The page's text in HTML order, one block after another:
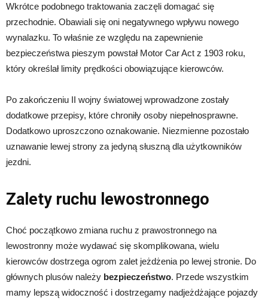
Wkrótce podobnego traktowania zaczęli domagać się
przechodnie. Obawiali się oni negatywnego wpływu nowego
wynalazku. To właśnie ze względu na zapewnienie
bezpieczeństwa pieszym powstał Motor Car Act z 1903 roku,
który określał limity prędkości obowiązujące kierowców.
Po zakończeniu II wojny światowej wprowadzone zostały
dodatkowe przepisy, które chroniły osoby niepełnosprawne.
Dodatkowo uproszczono oznakowanie. Niezmienne pozostało
uznawanie lewej strony za jedyną słuszną dla użytkowników
jezdni.
Zalety ruchu lewostronnego
Choć początkowo zmiana ruchu z prawostronnego na
lewostronny może wydawać się skomplikowana, wielu
kierowców dostrzega ogrom zalet jeżdżenia po lewej stronie. Do
głównych plusów należy bezpieczeństwo. Przede wszystkim
mamy lepszą widoczność i dostrzegamy nadjeżdżające pojazdy